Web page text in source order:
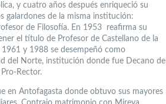
y cuatro años después enriqueció su
galardones de la misma institución:
de Filosofía. En 1953 reafirma su
el título de Profesor de Castellano de la
y 1988 se desempeñó como
del Norte, institución donde fue Decano de
Rector.
en Antofagasta donde obtuvo sus mayores